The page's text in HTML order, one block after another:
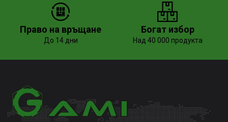
Право на връщане
До 14 дни
Богат избор
Над 40 000 продукта